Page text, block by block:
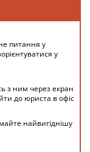
питання у
у
з ним через екран
до юриста в офіс
найвигіднішу